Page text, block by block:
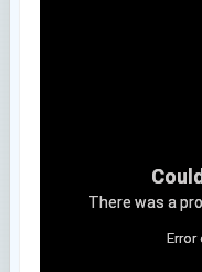
There was a
Error